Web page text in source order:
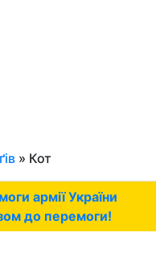
» Кот
армії України
до перемоги!